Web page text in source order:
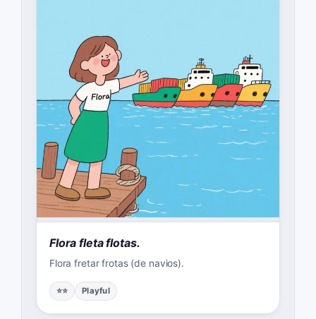
Flora fleta flotas.
Flora fretar frotas (de navios).
⭐⭐ Playful